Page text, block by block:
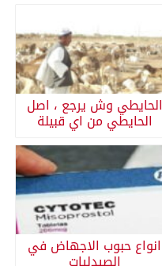
الحايطي وش يرجع ، اصل
الحايطي من اي قبيلة
انواع حبوب الاجهاض في